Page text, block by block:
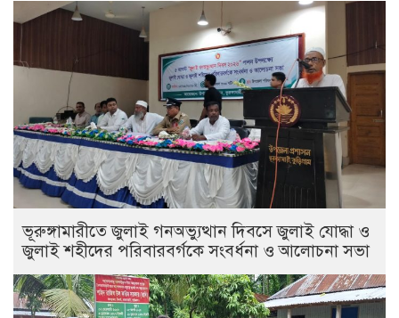
ভূরুঙ্গামারীতে জুলাই গনঅভ্যুত্থান দিবসে জুলাই যোদ্ধা ও
জুলাই শহীদের পরিবারবর্গকে সংবর্ধনা ও আলোচনা সভা